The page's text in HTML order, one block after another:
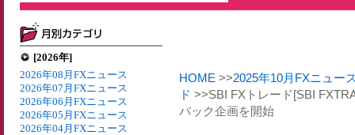
[2026年]
2026年08月FXニュース
2026年07月FXニュース
2026年06月FXニュース
2026年05月FXニュース
2026年04月FXニュース
HOME >>2025年10月FXニュー
ド >>SBI FXトレード[SBI
バック企画を開始